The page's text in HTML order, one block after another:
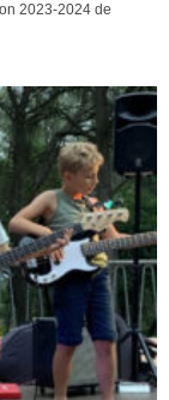
2023-2024 de